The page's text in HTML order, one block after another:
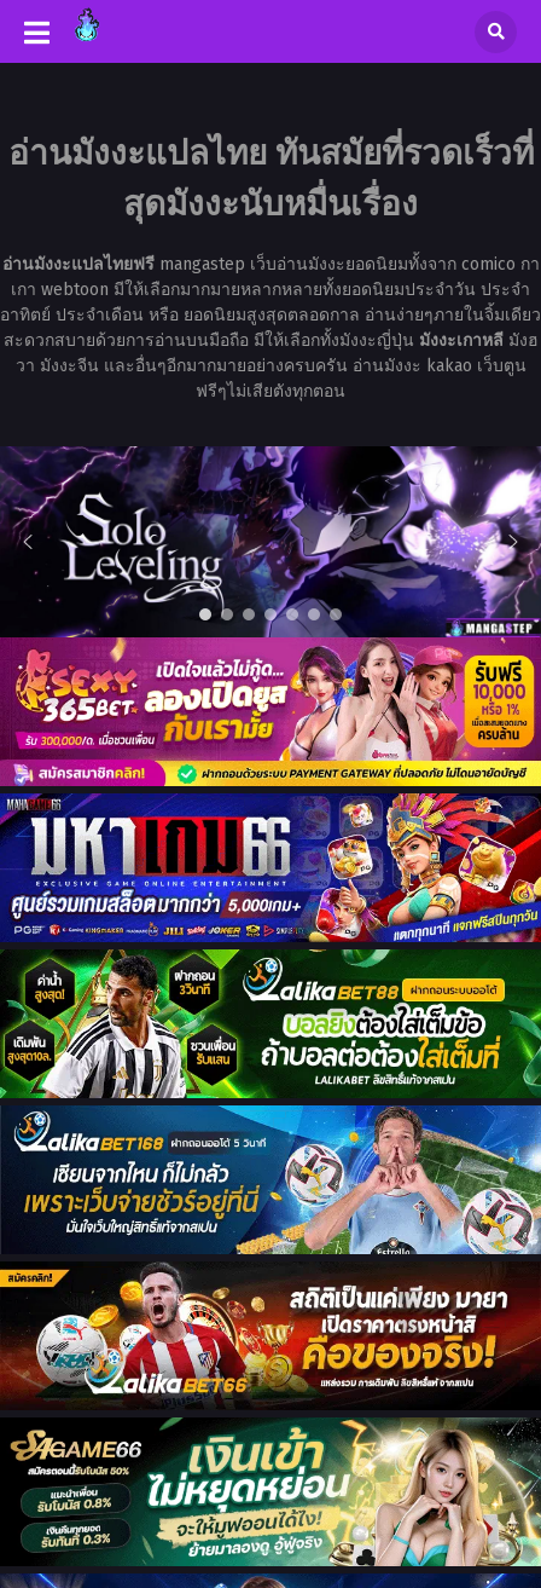
อ่านมังงะแปลไทย ทันสมัยที่รวดเร็วที่
สุดมังงะนับหมื่นเรื่อง
อ่านมังงะแปลไทยฟรีmangastep เว็บอ่านมังงะยอดนิยมทั้งจาก comico กา
เกา webtoon มีให้เลือกมากมายหลากหลายทั้งยอดนิยมประจำวัน ประจำ
อาทิตย์ ประจำเดือน หรือ ยอดนิยมสูงสุดตลอดกาล อ่านง่ายๆภายในจิ้มเดียว
สะดวกสบายด้วยการอ่านบนมือถือ มีให้เลือกทั้งมังงะญี่ปุ่น มังงะเกาหลีมังฮ
วา มังงะจีน และอื่นๆอีกมากมายอย่างครบครัน อ่านมังงะ kakao เว็บตูน
ฟรีๆไม่เสียตังทุกตอน